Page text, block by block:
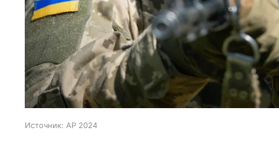
Источник: AP 2024